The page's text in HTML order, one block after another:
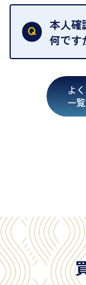
買取店は
行うこと
いただく
本人確
何です
・健康保
・マイ
・在留カ
・旧パ
※原則
年月日
※日本国
※2020年
は「所
め、単
よ
一